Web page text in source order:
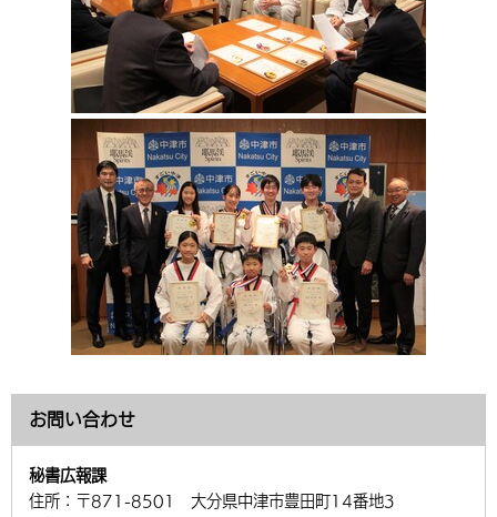
お問い合わせ
秘書広報課
住所： 〒871-8501 大分県中津市豊田町14番地3